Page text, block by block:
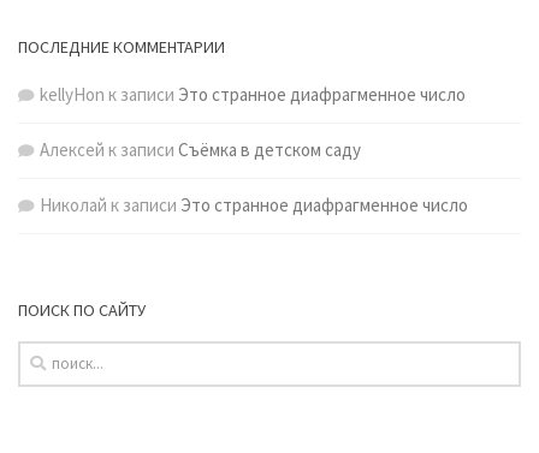
ПОСЛЕДНИЕ КОММЕНТАРИИ
kellyHon к записи Это странное диафрагменное число
Алексей к записи Съёмка в детском саду
Николай к записи Это странное диафрагменное число
ПОИСК ПО САЙТУ